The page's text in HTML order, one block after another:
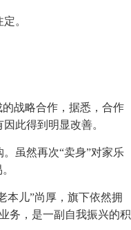
。
战略合作，据悉，合作
此得到明显改善。
虽然再次“卖身”对家乐
本儿”尚厚，旗下依然拥
务，是一副自我振兴的积